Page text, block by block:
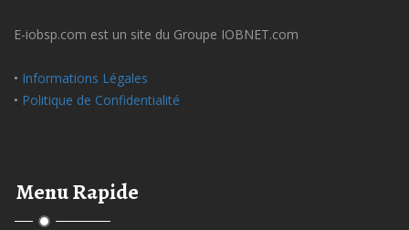
E-iobsp.com est un site du Groupe IOBNET.com
• Informations Légales
• Politique de Confidentialité
Menu Rapide